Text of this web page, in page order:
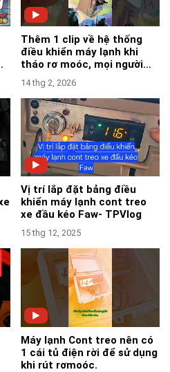
Thêm 1 clip về hệ thống
điều khiển máy lạnh khi
tháo rơ moóc, mọi người
tham khảo nha-TPVlog
14 thg 2, 2026
Vị trí lắp đặt bảng điều
khiển máy lạnh cont treo
xe đầu kéo Faw- TPVlog
15 thg 12, 2025
Máy lạnh Cont treo nên có
1 cái tủ điện rời để sử dụng
khi rút rơmoóc.